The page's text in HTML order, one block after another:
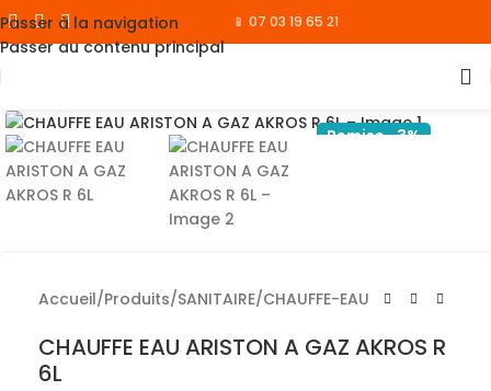
Passer à la navigation
Passer au contenu principal
📱 07 03 19 65 21
Remise -3%
Accueil/Produits/SANITAIRE/CHAUFFE-EAU
CHAUFFE EAU ARISTON A GAZ AKROS R
6L